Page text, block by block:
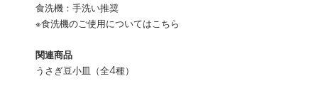
食洗機：手洗い推奨
※食洗機のご使用についてはこちら
関連商品
うさぎ豆小皿（全4種）